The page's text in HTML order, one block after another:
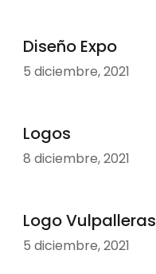
Diseño Expo
5 diciembre, 2021
Logos
8 diciembre, 2021
Logo Vulpalleras
5 diciembre, 2021